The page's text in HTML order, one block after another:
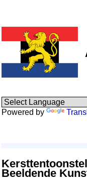
Powered by
Beeldende